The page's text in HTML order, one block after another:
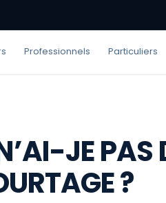
Professionnels Particuliers
JE PAS
?